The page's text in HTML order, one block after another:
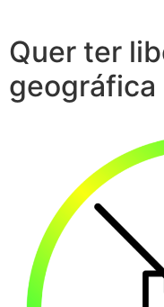
Quer ter
geográfica